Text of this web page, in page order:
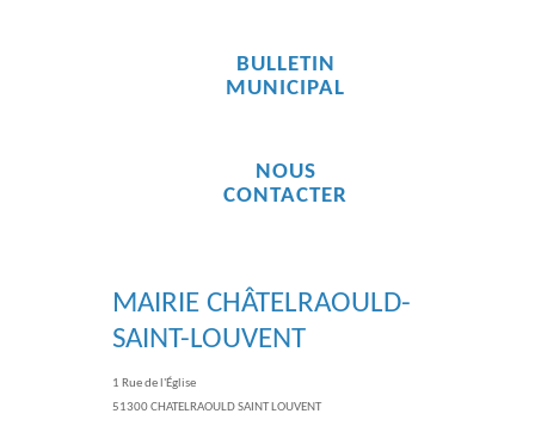
BULLETIN
MUNICIPAL
NOUS
CONTACTER
MAIRIE CHÂTELRAOULD-
SAINT-LOUVENT
1 Rue de l'Église
51300 CHATELRAOULD SAINT LOUVENT